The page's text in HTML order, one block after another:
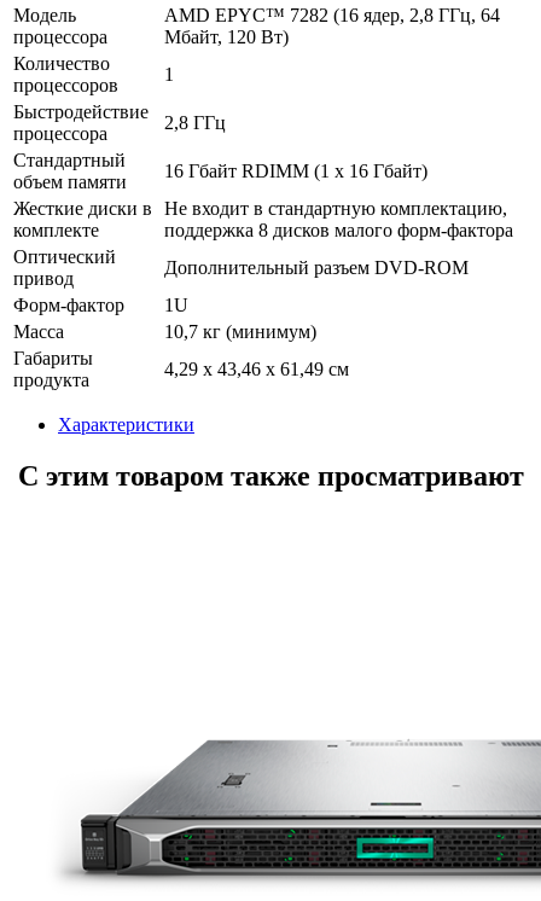
Модель
процессора
AMD EPYC™ 7282 (16 ядер, 2,8 ГГц, 64
Мбайт, 120 Вт)
Количество
процессоров
1
Быстродействие
процессора
2,8 ГГц
Стандартный
объем памяти
16 Гбайт RDIMM (1 x 16 Гбайт)
Жесткие диски в
комплекте
Не входит в стандартную комплектацию,
поддержка 8 дисков малого форм-фактора
Оптический
привод
Дополнительный разъем DVD-ROM
Форм-фактор
1U
Масса
10,7 кг (минимум)
Габариты
продукта
4,29 x 43,46 x 61,49 см
Характеристики
С этим товаром также просматривают